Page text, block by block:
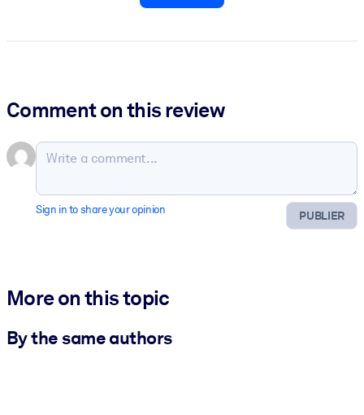
Comment on this review
PUBLIER
Sign in to share your opinion
More on this topic
By the same authors